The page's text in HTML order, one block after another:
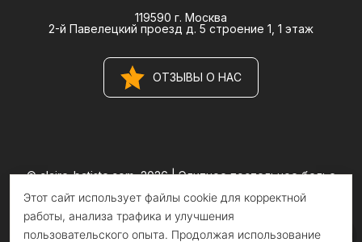
119590 г. Москва
2-й Павелецкий проезд д. 5 строение 1, 1 этаж
ОТЗЫВЫ О НАС
© claire-batiste.com, 2026 |Элитное постельное белье
Информация на сайте носит информационный характер и не
является публичной офертой
Этот сайт использует файлы cookie для корректной
работы, анализа трафика и улучшения
пользовательского опыта. Продолжая использование